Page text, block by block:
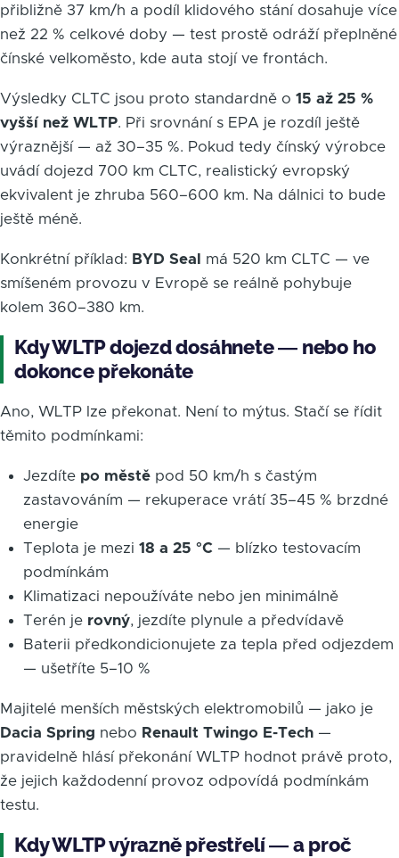
přibližně 37 km/h a podíl klidového stání dosahuje více
než 22 % celkové doby — test prostě odráží přeplněné
čínské velkoměsto, kde auta stojí ve frontách.
Výsledky CLTC jsou proto standardně o 15 až 25 %
vyšší než WLTP. Při srovnání s EPA je rozdíl ještě
výraznější — až 30–35 %. Pokud tedy čínský výrobce
uvádí dojezd 700 km CLTC, realistický evropský
ekvivalent je zhruba 560–600 km. Na dálnici to bude
ještě méně.
Konkrétní příklad: BYD Seal
má 520 km CLTC — ve
smíšeném provozu v Evropě se reálně pohybuje
kolem 360–380 km.
Kdy WLTP dojezd dosáhnete — nebo ho
dokonce překonáte
Ano, WLTP lze překonat. Není to mýtus. Stačí se řídit
těmito podmínkami:
Jezdíte po městěpod 50 km/h s častým
zastavováním — rekuperace vrátí 35–45 % brzdné
energie
Teplota je mezi 18 a 25 °C — blízko testovacím
podmínkám
Klimatizaci nepoužíváte nebo jen minimálně
Terén je rovný, jezdíte plynule a předvídavě
Baterii předkondicionujete za tepla před odjezdem
— ušetříte 5–10 %
Majitelé menších městských elektromobilů — jako je
Dacia Spring nebo Renault Twingo E-Tech —
pravidelně hlásí překonání WLTP hodnot právě proto,
že jejich každodenní provoz odpovídá podmínkám
testu.
Kdy WLTP výrazně přestřelí — a proč